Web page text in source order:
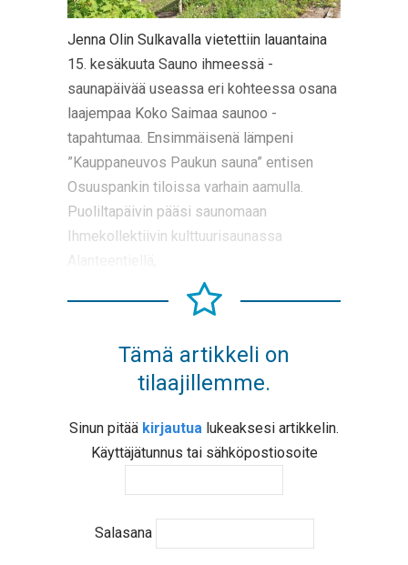
Jenna Olin Sulkavalla vietettiin lauantaina
15. kesäkuuta Sauno ihmeessä -
saunapäivää useassa eri kohteessa osana
laajempaa Koko Saimaa saunoo -
tapahtumaa. Ensimmäisenä lämpeni
”Kauppaneuvos Paukun sauna” entisen
Osuuspankin tiloissa varhain aamulla.
Puoliltapäivin pääsi saunomaan
Ihmekollektiivin kulttuurisaunassa
Tämä artikkeli on
tilaajillemme.
Sinun pitää kirjautua lukeaksesi artikkelin.
Käyttäjätunnus tai sähköpostiosoite
Salasana